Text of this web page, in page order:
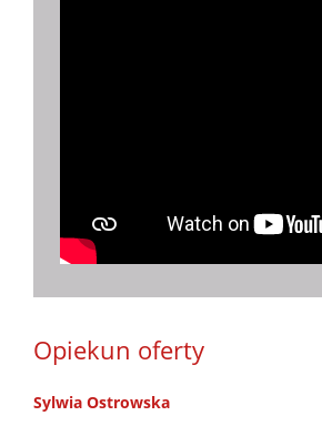
Opiekun oferty
Sylwia Ostrowska